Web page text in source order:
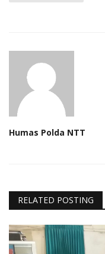
Humas Polda NTT
RELATED POSTING